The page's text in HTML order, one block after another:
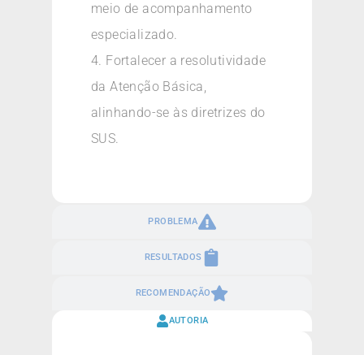
PROBLEMA
RESULTADOS
RECOMENDAÇÃO
meio de acompanhamento
especializado.
4. Fortalecer a resolutividade
da Atenção Básica,
alinhando-se às diretrizes do
SUS.
AUTORIA